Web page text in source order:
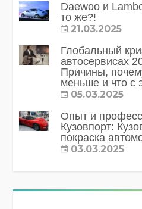
Daewoo и
то же?!
21.03.2025
Глобальный
автосервисах
Причины,
меньше и что с
05.03.2025
Опыт и
Кузовпорт:
покраска
03.03.2025